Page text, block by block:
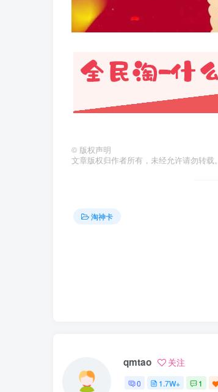
© 版权声明
文章版权归作者所有，未经允许请勿转载。
淘神卡
qmtao 关注
0 1.7W+ 1